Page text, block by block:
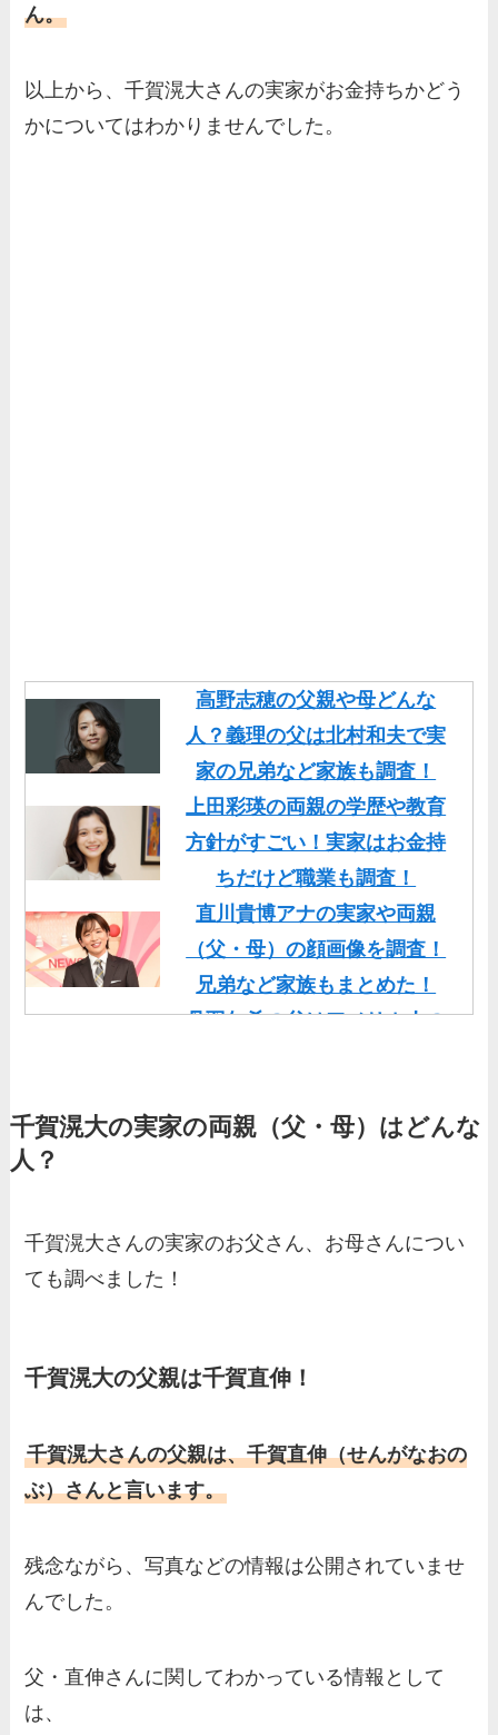
ん。
以上から、千賀滉大さんの実家がお金持ちかどう
かについてはわかりませんでした。
高野志穂の父親や母どんな
人？義理の父は北村和夫で実
家の兄弟など家族も調査！
上田彩瑛の両親の学歴や教育
方針がすごい！実家はお金持
ちだけど職業も調査！
直川貴博アナの実家や両親
（父・母）の顔画像を調査！
兄弟など家族もまとめた！
丹羽仁希の父はアメリカ人の
基俊介の実家はお金持ち？兄
三浦璃来の実家はお金持ち！
母）を徹底調査！実家の兄弟
片岡凜の母親が美人！家族構
成や父・片岡達也、兄弟につ
梅澤廉アナの父親・母親の職
伊藤海彦の兄弟は弟の夏彦！
千賀滉大の実家の両親（父・母）はどんな
人？
千賀滉大さんの実家のお父さん、お母さんについ
ても調べました！
千賀滉大の父親は千賀直伸！
千賀滉大さんの父親は、千賀直伸（せんがなおの
ぶ）さんと言います。
残念ながら、写真などの情報は公開されていませ
んでした。
父・直伸さんに関してわかっている情報として
は、